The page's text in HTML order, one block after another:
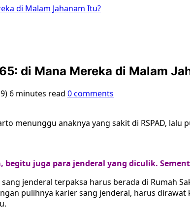
di Malam Jahanam Itu?
di Mana Mereka di Malam
6 minutes read 0 comments
menunggu anaknya yang sakit di RSPAD,
begitu juga para jenderal yang diculik.
jenderal terpaksa harus berada di Rumah
pulihnya karier sang jenderal, harus